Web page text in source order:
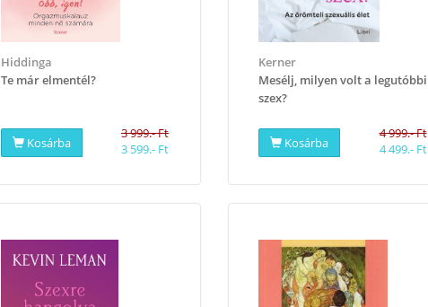
Hiddinga
Te már elmentél?
Kosárba
3 999.- Ft
3 599.- Ft
Kerner
Mesélj, milyen volt a legutóbbi
szex?
Kosárba
4 999.- Ft
4 499.- Ft